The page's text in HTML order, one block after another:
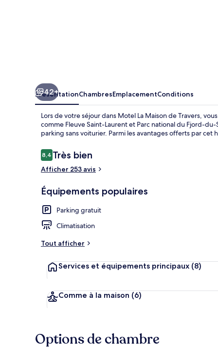
42+
PrésentationChambresEmplacementConditions
Lors de votre séjour dans Motel La Maison de Travers,
comme Fleuve Saint-Laurent et Parc national du Fjord-
parking sans voiturier. Parmi les avantages offerts par
Avis
voyageurs
8,48,4 sur 10
Très bien
Afficher 253 avis
Équipements populaires
Parking gratuit
Climatisation
Tout afficher
Services et équipements principaux (8)
Comme à la maison (6)
Options de chambre